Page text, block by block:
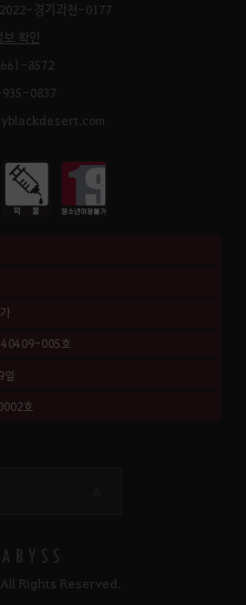
경기과천-0177
보 확인
8572
0837
005호
일
호
Rights Reserved.